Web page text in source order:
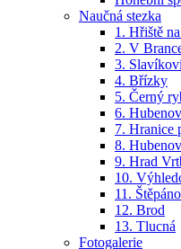
Naučná stezka
1. Hřiště
2. V
3.
4. Břízky
5. Černý
6.
7. Hranice
8. Hubenov
9. Hrad
10.
11.
12. Brod
13. Tlucná
Fotogalerie